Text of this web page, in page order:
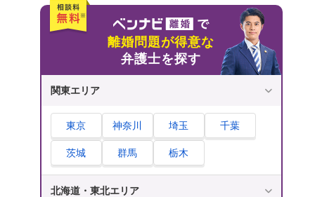
離婚問題が得意な
弁護士を探す
関東エリア
東京 神奈川 埼玉 千葉
茨城 群馬 栃木
北海道・東北エリア